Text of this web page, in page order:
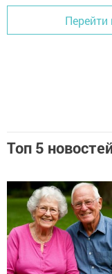
Перейти
Топ 5